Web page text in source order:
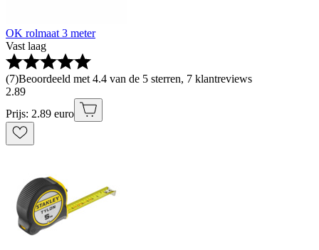
OK rolmaat 3 meter
Vast laag
(7)Beoordeeld met 4.4 van de 5 sterren, 7 klantreviews
2.89
Prijs: 2.89 euro